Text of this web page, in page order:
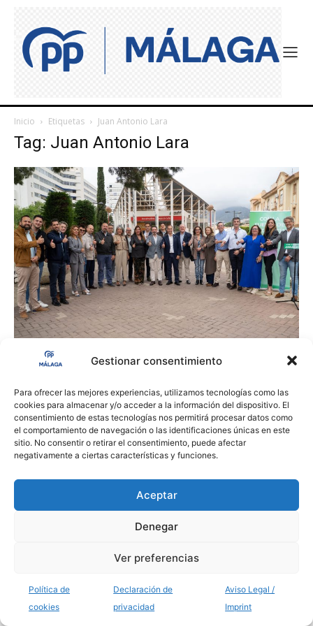
Gestionar consentimiento
Para ofrecer las mejores experiencias, utilizamos tecnologías como las
cookies para almacenar y/o acceder a la información del dispositivo. El
consentimiento de estas tecnologías nos permitirá procesar datos como
el comportamiento de navegación o las identificaciones únicas en este
sitio. No consentir o retirar el consentimiento, puede afectar
negativamente a ciertas características y funciones.
Aceptar
Denegar
Ver preferencias
Política de
cookies
Declaración de
privacidad
Aviso Legal /
Imprint
Inicio Etiquetas Juan Antonio Lara
Tag: Juan Antonio Lara
Gobierno al confirmar que no plantea dar
una solución definitiva al talud de
Benalmádena
admin - 27/04/2026